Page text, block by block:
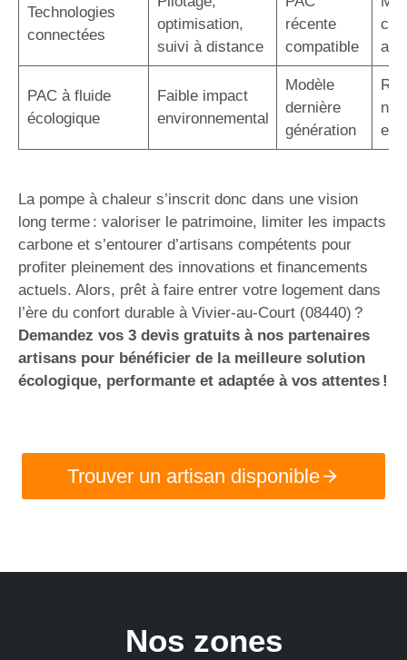
Technologies
connectées
optimisation,
suivi à distance
récente
compatible
PAC à fluide
écologique
Faible impact
environnemental
Modèle
dernière
génération
La pompe à chaleur s’inscrit donc dans une vision
long terme : valoriser le patrimoine, limiter les impacts
carbone et s’entourer d’artisans compétents pour
profiter pleinement des innovations et financements
actuels. Alors, prêt à faire entrer votre logement dans
l’ère du confort durable à Vivier-au-Court (08440) ?
Demandez vos 3 devis gratuits à nos partenaires
artisans pour bénéficier de la meilleure solution
écologique, performante et adaptée à vos attentes !
Trouver un artisan disponible
Nos zones